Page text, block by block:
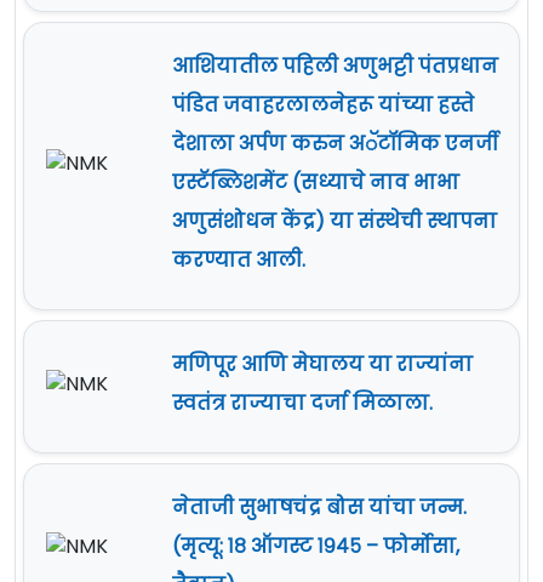
आशियातील पहिली अणुभट्टी पंतप्रधान
पंडित जवाहरलालनेहरू यांच्या हस्ते
देशाला अर्पण करुन अॅटॉमिक एनर्जी
एस्टॅब्लिशमेंट (सध्याचे नाव भाभा
अणुसंशोधन केंद्र) या संस्थेची स्थापना
करण्यात आली.
मणिपूर आणि मेघालय या राज्यांना
स्वतंत्र राज्याचा दर्जा मिळाला.
नेताजी सुभाषचंद्र बोस यांचा जन्म.
(मृत्यू: १८ ऑगस्ट १९४५ – फोर्मोसा,